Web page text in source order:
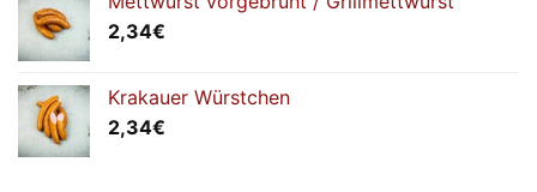
2,34€
Krakauer Würstchen
2,34€